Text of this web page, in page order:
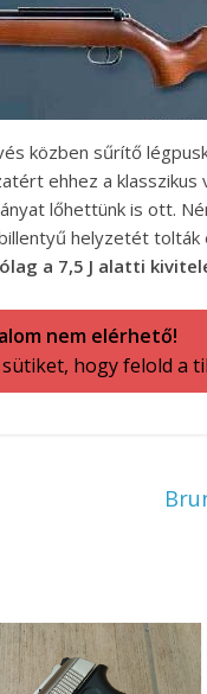
közben sűrítő
ehhez a klasszikus
lőhettünk is ott.
helyzetét tolták
a 7,5 J alatti
nem elérhető!
sütiket, hogy felold a